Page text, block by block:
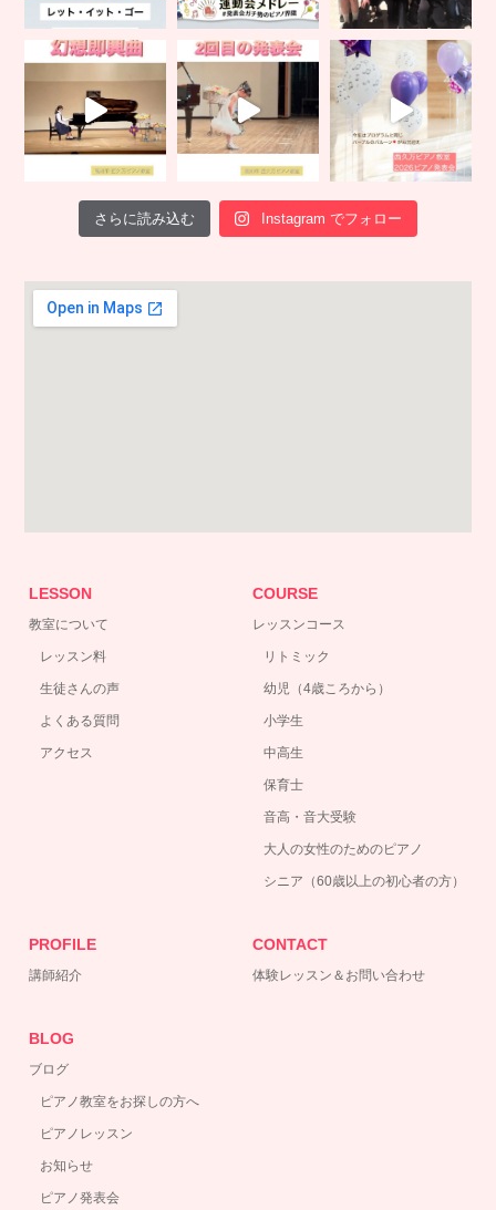
さらに読み込む Instagram でフォロー
LESSON
教室について
レッスン料
生徒さんの声
よくある質問
アクセス
COURSE
レッスンコース
リトミック
幼児（4歳ころから）
小学生
中高生
保育士
音高・音大受験
大人の女性のためのピアノ
シニア（60歳以上の初心者の方）
PROFILE
講師紹介
CONTACT
体験レッスン＆お問い合わせ
BLOG
ブログ
ピアノ教室をお探しの方へ
ピアノレッスン
お知らせ
ピアノ発表会